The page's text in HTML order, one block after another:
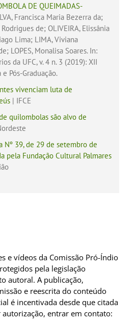
DE QUEIMADAS-
Francisca Maria Bezerra da;
de; OLIVEIRA, Elissânia
Lima; LIMA,Viviana
LOPES, Monalisa Soares. In:
da UFC, v. 4 n. 3 (2019): XII
Pós-Graduação.
vivenciam luta de
| IFCE
quilombolas são alvo de
Nº 39, de 29 de setembro de
pela Fundação Cultural Palmares
e vídeos da Comissão Pró-Índio
pela legislação
autoral. A publicação,
e reescrita do conteúdo
é incentivada desde que citada
entrar em contato: